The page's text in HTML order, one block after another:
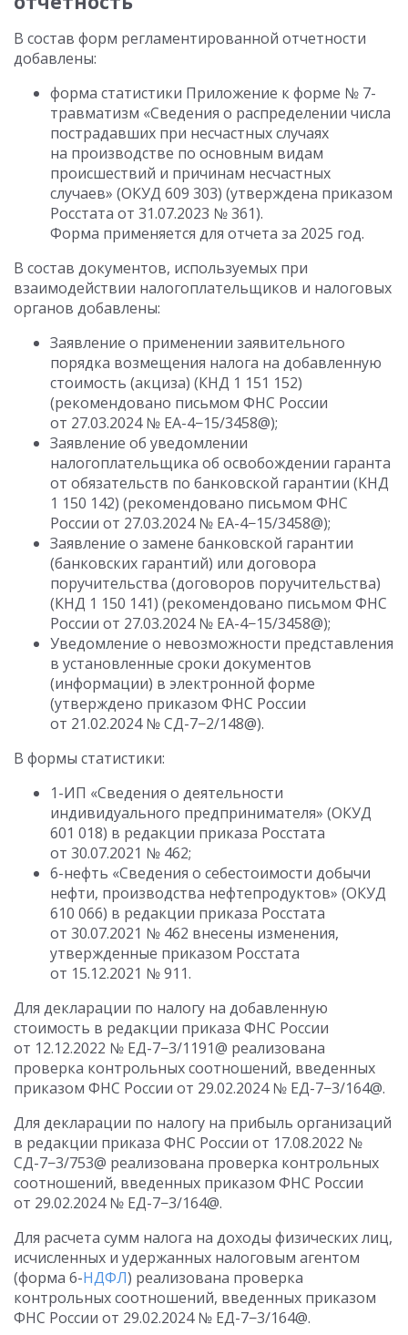
В состав форм регламентированной отчетности
добавлены:
форма статистики Приложение к форме № 7-
травматизм «Сведения о распределении числа
пострадавших при несчастных случаях
на производстве по основным видам
происшествий и причинам несчастных
случаев» (ОКУД 609 303) (утверждена приказом
Росстата от 31.07.2023 № 361).
Форма применяется для отчета за 2025 год.
В состав документов, используемых при
взаимодействии налогоплательщиков и налоговых
органов добавлены:
Заявление о применении заявительного
порядка возмещения налога на добавленную
стоимость (акциза) (КНД 1 151 152)
(рекомендовано письмом ФНС России
от 27.03.2024№ ЕА-4−15/3458@);
Заявление об уведомлении
налогоплательщика об освобождении гаранта
от обязательств по банковской гарантии (КНД
1 150 142) (рекомендовано письмом ФНС
России от 27.03.2024№ ЕА-4−15/3458@);
Заявление о замене банковской гарантии
(банковских гарантий) или договора
поручительства (договоров поручительства)
(КНД 1 150 141) (рекомендовано письмом ФНС
России от 27.03.2024№ ЕА-4−15/3458@);
Уведомление о невозможности представления
в установленные сроки документов
(информации) в электронной форме
(утверждено приказом ФНС России
от 21.02.2024№ СД-7−2/148@).
В формы статистики:
1-ИП «Сведения о деятельности
индивидуального предпринимателя» (ОКУД
601 018) в редакции приказа Росстата
от 30.07.2021 № 462;
6-нефть «Сведения о себестоимости добычи
нефти, производства нефтепродуктов» (ОКУД
610 066) в редакции приказа Росстата
от 30.07.2021 № 462 внесены изменения,
утвержденные приказом Росстата
от 15.12.2021 № 911.
Для декларации по налогу на добавленную
стоимость в редакции приказа ФНС России
от 12.12.2022 № ЕД-7−3/1191@ реализована
проверка контрольных соотношений, введенных
приказом ФНС России от 29.02.2024№ ЕД-7−3/164@.
Для декларации по налогу на прибыль организаций
в редакции приказа ФНС России от 17.08.2022 №
СД-7−3/753@ реализована проверка контрольных
соотношений, введенных приказом ФНС России
от 29.02.2024№ ЕД-7−3/164@.
Для расчета сумм налога на доходы физических лиц,
исчисленных и удержанных налоговым агентом
(форма 6-НДФЛ) реализована проверка
контрольных соотношений, введенных приказом
ФНС России от 29.02.2024№ ЕД-7−3/164@.